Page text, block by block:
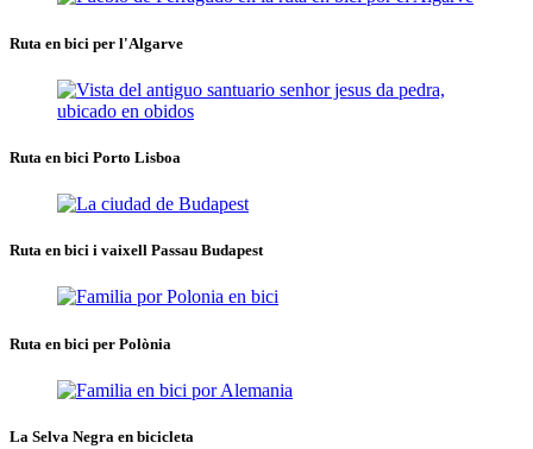
Ruta en bici per l'Algarve
Ruta en bici Porto Lisboa
Ruta en bici i vaixell Passau Budapest
Ruta en bici per Polònia
La Selva Negra en bicicleta